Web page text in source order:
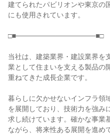
建てられたパビリオンや東京の
にも使用されています。
□■────────────────■□
当社は、建築業界・建設業界を
業として住まいを支える製品の
重ねてきた成長企業です。
暮らしに欠かせないインフラ領
を展開しており、技術力を強み
求し続けています。確かな事業
ながら、将来性ある展開を進め